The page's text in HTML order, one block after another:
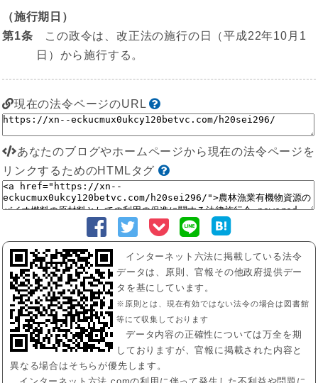
（施行期日）
第1条 この政令は、改正法の施行の日（平成22年10月1
日）から施行する。
現在の法令ページのURL
あなたのブログやホームページから現在の法令ページを
リンクするためのHTMLタグ
インターネット六法に掲載している法令
データは、原則、官報その他政府提供デー
タを基にしています。
※原則とは、現在有効ではない法令の場合は図書館
等にて収集しております
データ内容の正確性については万全を期
しておりますが、官報に掲載された内容と
異なる場合はそちらが優先します。